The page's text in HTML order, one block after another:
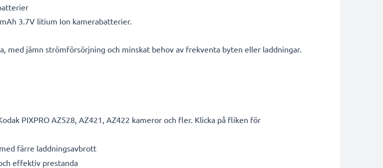
3.7V litium Ion kamerabatterier.
med jämn strömförsörjning och minskat behov av frekventa byten eller laddningar.
PIXPRO AZ528, AZ421, AZ422 kameror och fler. Klicka på fliken för
färre laddningsavbrott
effektiv prestanda